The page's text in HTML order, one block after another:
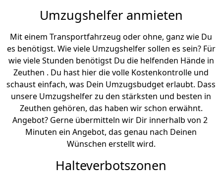
Umzugshelfer anmieten
Mit einem Transportfahrzeug oder ohne, ganz wie Du
es benötigst. Wie viele Umzugshelfer sollen es sein? Für
wie viele Stunden benötigst Du die helfenden Hände in
Zeuthen . Du hast hier die volle Kostenkontrolle und
schaust einfach, was Dein Umzugsbudget erlaubt. Dass
unsere Umzugshelfer zu den stärksten und besten in
Zeuthen gehören, das haben wir schon erwähnt.
Angebot? Gerne übermitteln wir Dir innerhalb von 2
Minuten ein Angebot, das genau nach Deinen
Wünschen erstellt wird.
Halteverbotszonen